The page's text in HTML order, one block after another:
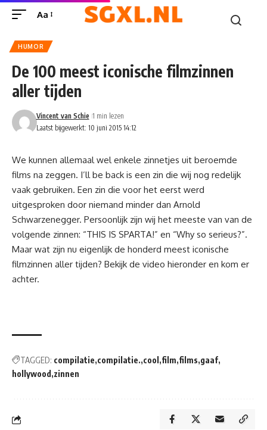
Aa
HUMOR
De 100 meest iconische filmzinnen
aller tijden
Laatst bijgewerkt: 10 juni 2015 14:12
Vincent van Schie 1 min lezen
We kunnen allemaal wel enkele zinnetjes uit beroemde
films na zeggen. I’ll be back is een zin die wij nog redelijk
vaak gebruiken. Een zin die voor het eerst werd
uitgesproken door niemand minder dan Arnold
Schwarzenegger. Persoonlijk zijn wij het meeste van van de
volgende zinnen: “THIS IS SPARTA!” en “Why so serieus?”.
Maar wat zijn nu eigenlijk de honderd meest iconische
filmzinnen aller tijden? Bekijk de video hieronder en kom er
achter.
TAGGED: compilatie compilatie. cool film films gaaf
hollywood zinnen